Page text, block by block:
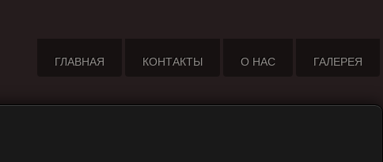
ГЛАВНАЯ КОНТАКТЫ О НАС ГАЛЕРЕЯ